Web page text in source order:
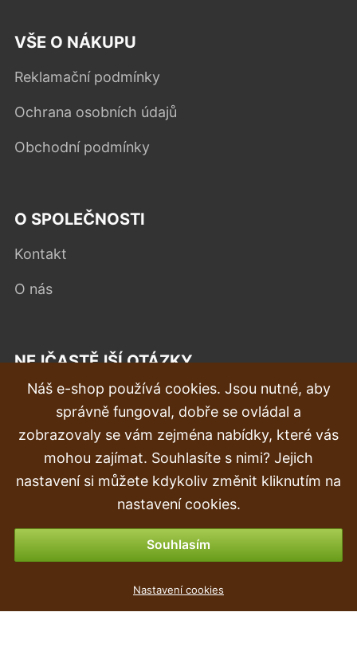
VŠE O NÁKUPU
Reklamační podmínky
Ochrana osobních údajů
Obchodní podmínky
O SPOLEČNOSTI
Kontakt
O nás
NEJČASTĚJŠÍ OTÁZKY
Reklamace
Doprava a doručení
Objednávka
Náš e-shop používá cookies. Jsou nutné, aby
správně fungoval, dobře se ovládal a
zobrazovaly se vám zejména nabídky, které vás
mohou zajímat. Souhlasíte s nimi? Jejich
nastavení si můžete kdykoliv změnit kliknutím na
nastavení cookies.
Souhlasím
Nastavení cookies